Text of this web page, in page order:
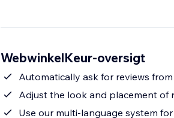
WebwinkelKeur-oversigt
Automatically ask for reviews
Adjust the look and placement of
Use our multi-language system